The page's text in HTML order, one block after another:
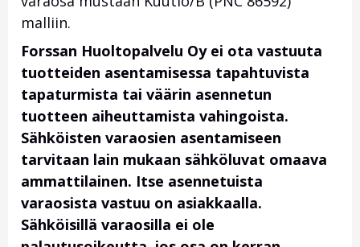
malliin.
Forssan Huoltopalvelu Oy ei ota vastuuta
tuotteiden asentamisessa tapahtuvista
tapaturmista tai väärin asennetun
tuotteen aiheuttamista vahingoista.
Sähköisten varaosien asentamiseen
tarvitaan lain mukaan sähköluvat omaava
ammattilainen. Itse asennetuista
varaosista vastuu on asiakkaalla.
Sähköisillä varaosilla ei ole